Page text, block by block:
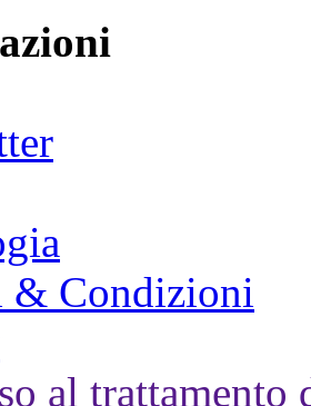
& Condizioni
al trattamento